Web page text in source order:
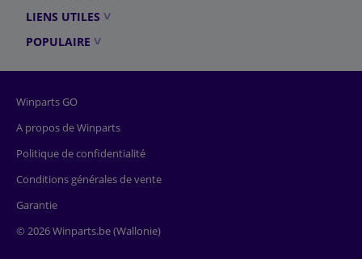
LIENS UTILES
POPULAIRE
Winparts GO
A propos de Winparts
Politique de confidentialité
Conditions générales de vente
Garantie
© 2026 Winparts.be (Wallonie)